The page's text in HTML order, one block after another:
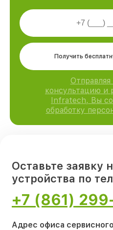
Получить
Отправляя
консультацию и
Infratech, Вы
обработку
Оставьте заявку
устройства по
+7 (861)
Адрес офиса